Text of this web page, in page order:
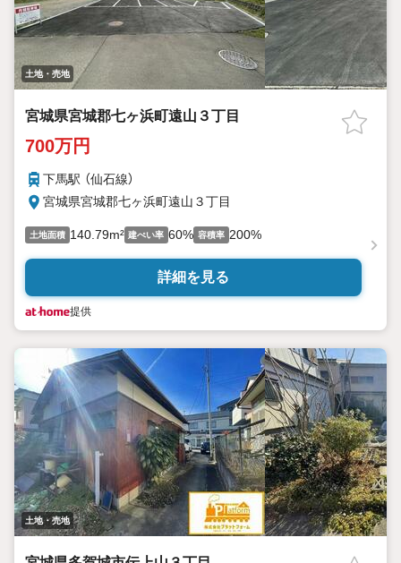
土地・売地
宮城県宮城郡七ヶ浜町遠山３丁目
700万円
下馬駅 （仙石線）
宮城県宮城郡七ヶ浜町遠山３丁目
土地面積 140.79m² 建ぺい率 60% 容積率 200%
詳細を見る
提供
土地・売地